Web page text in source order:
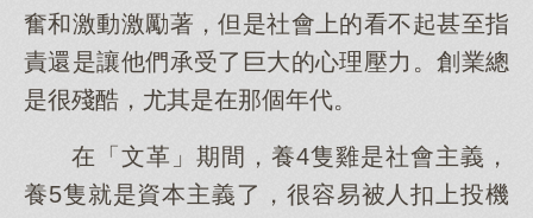
奮和激動激勵著，但是社會上的看不起甚至指
責還是讓他們承受了巨大的心理壓力。創業總
是很殘酷，尤其是在那個年代。
在「文革」期間，養4隻雞是社會主義，
養5隻就是資本主義了，很容易被人扣上投機